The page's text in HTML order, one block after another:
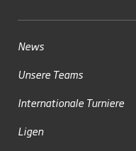
News
Unsere Teams
Internationale Turniere
Ligen